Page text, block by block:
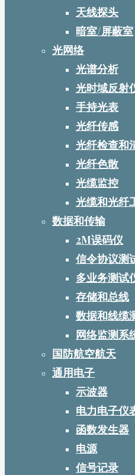
天线探头
暗室/屏蔽室
光网络
光谱分析
光时域反射
手持光表
光纤传感
光纤检查和
光纤色散
光缆监控
光缆和光纤
数据和传输
2M误码仪
信令协议测
多业务测试
存储和总线
数据和线缆
网络监测系
国防航空航天
通用电子
示波器
电力电子仪
函数发生器
电源
信号记录